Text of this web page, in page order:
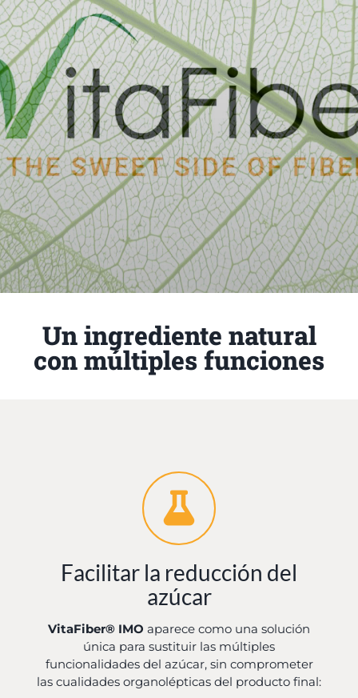
Un ingrediente natural
con múltiples funciones
Facilitar la reducción del
azúcar
VitaFiber® IMO aparece como una solución
única para sustituir las múltiples
funcionalidades del azúcar, sin comprometer
las cualidades organolépticas del producto final: